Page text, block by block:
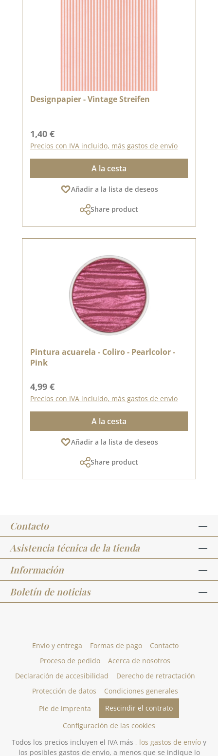
Designpapier - Vintage Streifen
Precio normal:
1,40 €
Precios con IVA incluido, más gastos de envío
A la cesta
Añadir a la lista de deseos
Share product
Pintura acuarela - Coliro - Pearlcolor -
Pink
Precio normal:
4,99 €
Precios con IVA incluido, más gastos de envío
A la cesta
Añadir a la lista de deseos
Share product
Contacto
Asistencia técnica de la tienda
Información
Boletín de noticias
Envío y entrega Formas de pago
Contacto
Proceso de pedido
Acerca de nosotros
Declaración de accesibilidad
Derecho de retractación
Protección de datos
Condiciones generales
Pie de imprenta
Rescindir el contrato
Configuración de las cookies
Todos los precios incluyen el IVA más , los gastos de envío y
los posibles gastos de envío, a menos que se indique lo